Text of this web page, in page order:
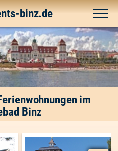
binz.de
im
Binz